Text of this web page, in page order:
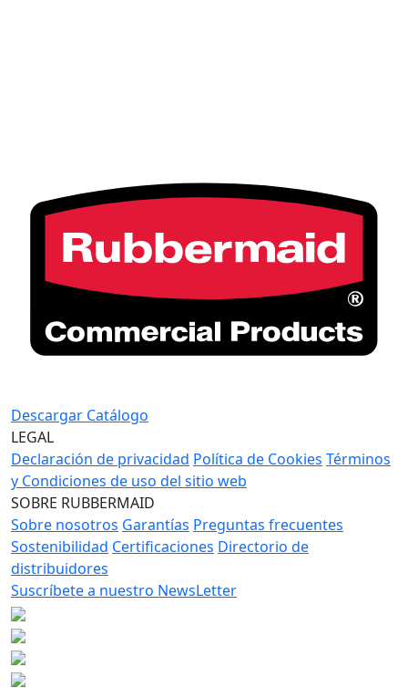
Descargar Catálogo
LEGAL
Declaración de privacidad Política de Cookies Términos
y Condiciones de uso del sitio web
SOBRE RUBBERMAID
Sobre nosotros Garantías Preguntas frecuentes
Sostenibilidad Certificaciones Directorio de
distribuidores
Suscríbete a nuestro NewsLetter